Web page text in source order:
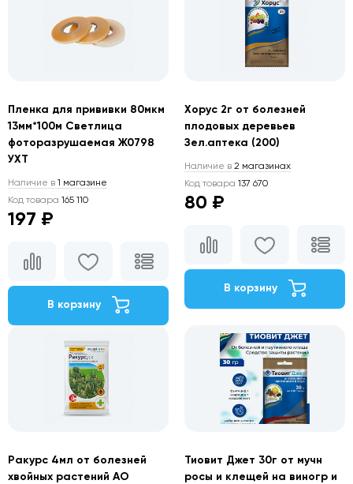
Пленка для прививки 80мкм
13мм*100м Светлица
фоторазрушаемая Ж0798
УХТ
Наличие в 1 магазине
Код товара 165 110
197 ₽
В корзину
Хорус 2г от болезней
плодовых деревьев
Зел.аптека (200)
Наличие в 2 магазинах
Код товара 137 670
80 ₽
В корзину
Ракурс 4мл от болезней
хвойных растений АО
Тиовит Джет 30г от мучн
росы и клещей на виногр и